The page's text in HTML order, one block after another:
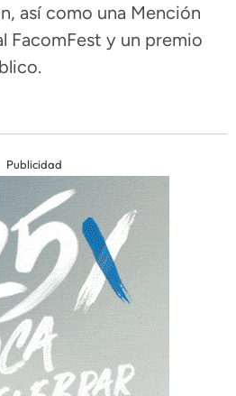
así como una Mención
FacomFest y un premio
Publicidad